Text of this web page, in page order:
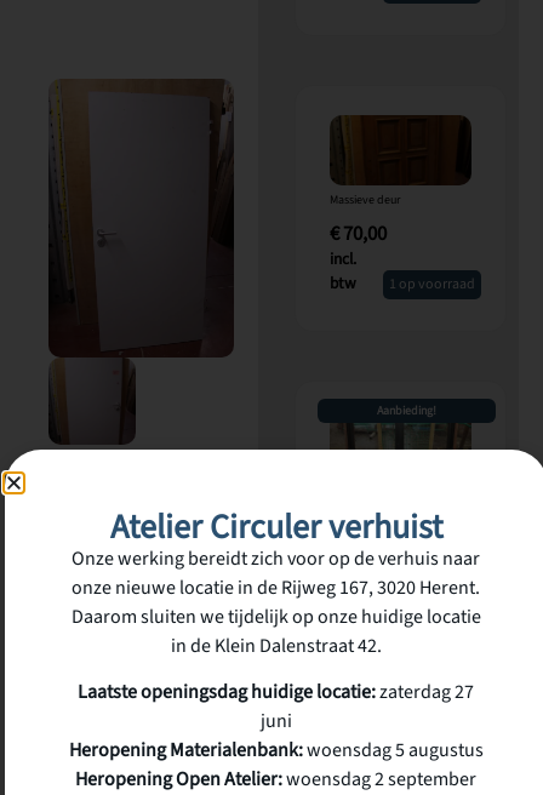
Massieve deur
€70,00
incl.
btw
1 op voorraad
Aanbieding!
€200,00
€40,00
incl.
btw
2 op voorraad
Atelier Circuler verhuist
Onze werking bereidt zich voor op de verhuis naar
onze nieuwe locatie in de Rijweg 167, 3020 Herent.
Daarom sluiten we tijdelijk op onze huidige locatie
in de Klein Dalenstraat 42.
Laatste openingsdag huidige locatie:zaterdag 27
juni
Heropening Materialenbank:woensdag 5 augustus
Heropening Open Atelier:woensdag 2 september